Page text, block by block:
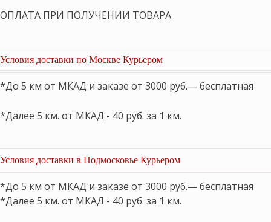
ОПЛАТА ПРИ ПОЛУЧЕНИИ ТОВАРА
Условия доставки по Москве Курьером
*До 5 км от МКАД и заказе от 3000 руб.— бесплатная
*Далее 5 км. от МКАД - 40 руб. за 1 км.
Условия доставки в Подмосковье Курьером
*До 5 км от МКАД и заказе от 3000 руб.— бесплатная
*Далее 5 км. от МКАД - 40 руб. за 1 км.